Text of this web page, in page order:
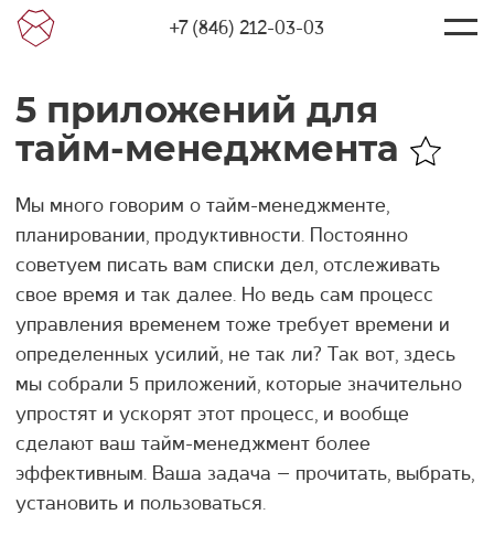
+7 (846) 212-03-03
5 приложений для
тайм-менеджмента
Мы много говорим о тайм-менеджменте,
планировании, продуктивности. Постоянно
советуем писать вам списки дел, отслеживать
свое время и так далее. Но ведь сам процесс
управления временем тоже требует времени и
определенных усилий, не так ли? Так вот, здесь
мы собрали 5 приложений, которые значительно
упростят и ускорят этот процесс, и вообще
сделают ваш тайм-менеджмент более
эффективным. Ваша задача – прочитать, выбрать,
установить и пользоваться.